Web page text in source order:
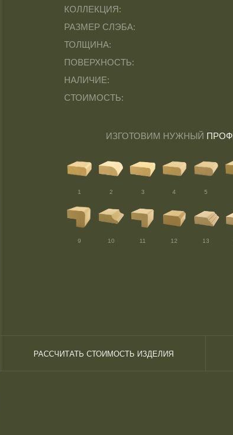
КОЛЛЕКЦИЯ:
РАЗМЕР СЛЭБА:
ТОЛЩИНА:
ПОВЕРХНОСТЬ:
НАЛИЧИЕ:
СТОИМОСТЬ:
1 2 4
3 5
10
9 11 12 13
ИЗГОТОВИМ НУЖНЫЙ
РАССЧИТАТЬ СТОИМОСТЬ ИЗДЕЛИЯ